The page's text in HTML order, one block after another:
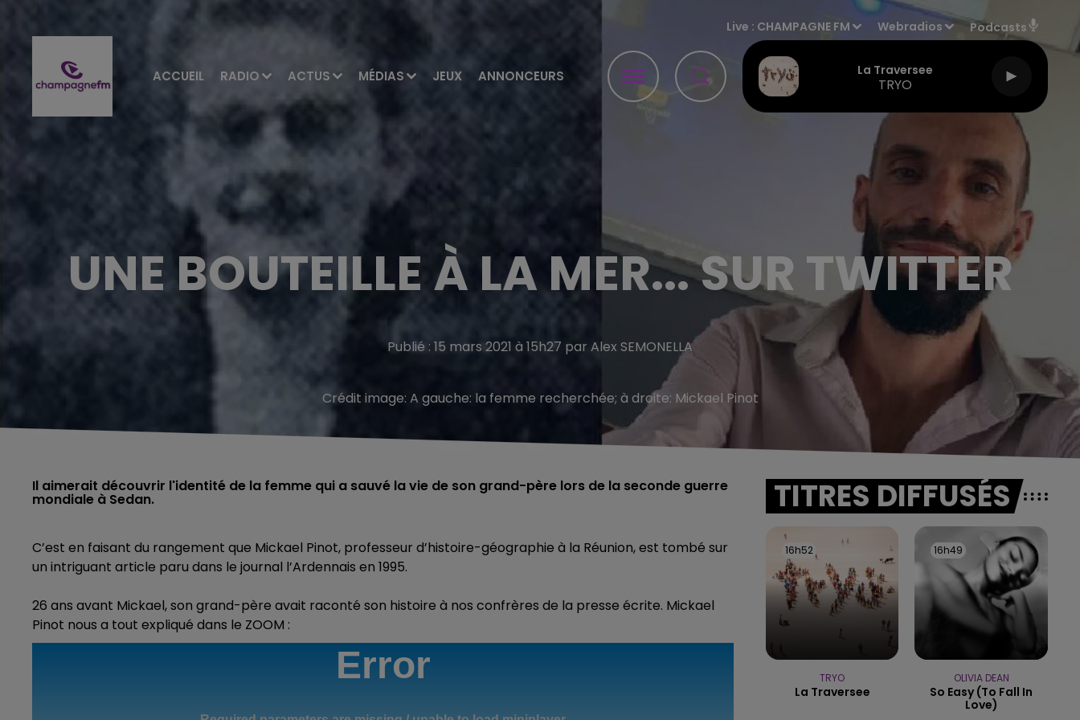
ACCUEIL RADIO ACTUS MÉDIAS JEUX ANNONCEURS
Live : CHAMPAGNE FM Webradios Podcasts
La Traversee
TRYO
UNE BOUTEILLE À LA MER... SUR TWITTER
Publié : 15 mars 2021 à 15h27 par Alex SEMONELLA
Crédit image: A gauche: la femme recherchée; à droite: Mickael Pinot
Il aimerait découvrir l'identité de la femme qui a sauvé la vie de son grand-père lors de la seconde guerre
mondiale à Sedan.
C’est en faisant du rangement que Mickael Pinot, professeur d’histoire-géographie à la Réunion, est tombé sur
un intriguant article paru dans le journal l’Ardennais en 1995.
26 ans avant Mickael, son grand-père avait raconté son histoire à nos confrères de la presse écrite. Mickael
Pinot nous a tout expliqué dans le ZOOM :
TITRES DIFFUSÉS
16h52
16h52
TRYO
La Traversee
16h49
16h49
OLIVIA DEAN
So Easy (to Fall In
Love)